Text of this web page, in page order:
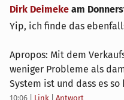
Dirk Deimeke am
Yip, ich finde das
Apropos: Mit dem
weniger Probleme als
System ist und dass es
10:06 Link Antwort